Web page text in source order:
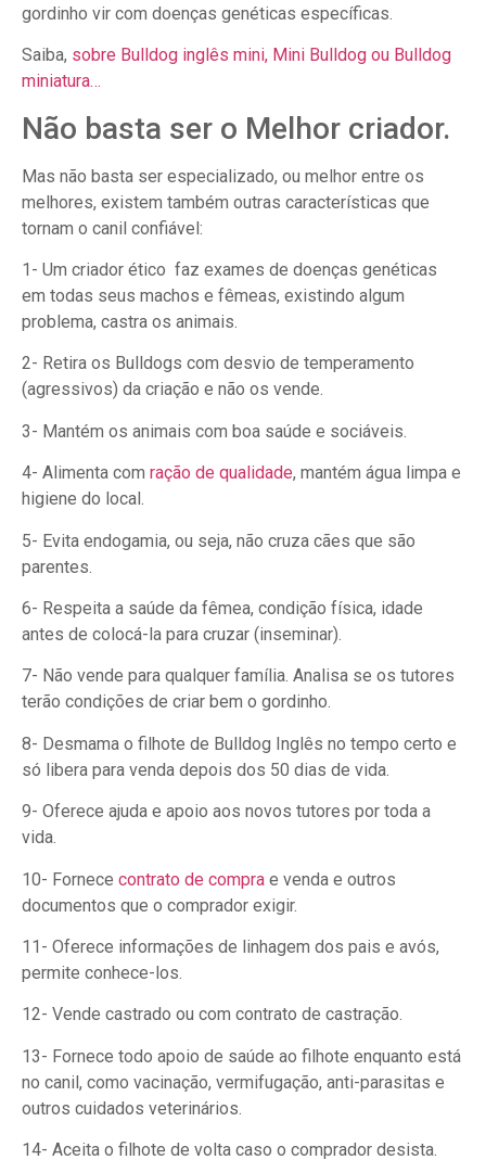
gordinho vir com doenças genéticas específicas.
Saiba, sobre Bulldog inglês mini, Mini Bulldog ou Bulldog
miniatura…
Não basta ser o Melhor criador.
Mas não basta ser especializado, ou melhor entre os
melhores, existem também outras características que
tornam o canil confiável:
1- Um criador ético faz exames de doenças genéticas
em todas seus machos e fêmeas, existindo algum
problema, castra os animais.
2- Retira os Bulldogs com desvio de temperamento
(agressivos) da criação e não os vende.
3- Mantém os animais com boa saúde e sociáveis.
4- Alimenta com ração de qualidade, mantém água limpa e
higiene do local.
5- Evita endogamia, ou seja, não cruza cães que são
parentes.
6- Respeita a saúde da fêmea, condição física, idade
antes de colocá-la para cruzar (inseminar).
7- Não vende para qualquer família. Analisa se os tutores
terão condições de criar bem o gordinho.
8- Desmama o filhote de Bulldog Inglês no tempo certo e
só libera para venda depois dos 50 dias de vida.
9- Oferece ajuda e apoio aos novos tutores por toda a
vida.
10- Fornece contrato de compra e venda e outros
documentos que o comprador exigir.
11- Oferece informações de linhagem dos pais e avós,
permite conhece-los.
12- Vende castrado ou com contrato de castração.
13- Fornece todo apoio de saúde ao filhote enquanto está
no canil, como vacinação, vermifugação, anti-parasitas e
outros cuidados veterinários.
14- Aceita o filhote de volta caso o comprador desista.